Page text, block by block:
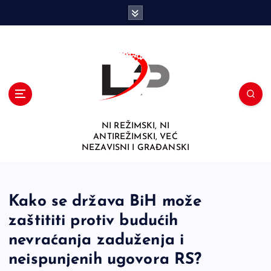
NI REŽIMSKI, NI
ANTIREŽIMSKI, VEĆ
NEZAVISNI I GRAĐANSKI
Kako se država BiH može
zaštititi protiv budućih
nevraćanja zaduženja i
neispunjenih ugovora RS?